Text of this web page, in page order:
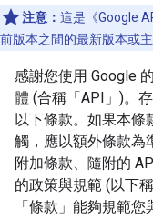
注意： 這是《Google
前版本之間的最新版本或
感謝您使用 Google
體 (合稱「API」)。
以下條款。如果本條
觸，應以額外條款為
附加條款、隨附的
的政策與規範 (以下
「條款」能夠規範